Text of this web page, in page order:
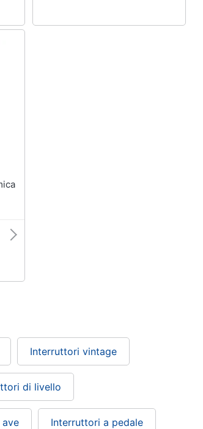
Interruttori vintage
di livello
Interruttori a pedale